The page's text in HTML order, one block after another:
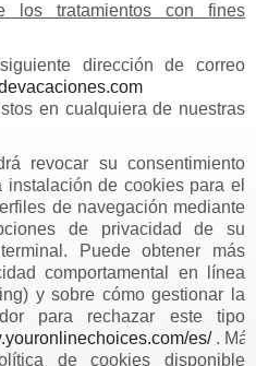
los tratamientos con fines
dirección de correo
en cualquiera de nuestras
revocar su consentimiento
de cookies para el
de navegación mediante
de privacidad de su
Puede obtener más
comportamental en línea
y sobre cómo gestionar la
para rechazar este tipo
es/. Más
de cookies disponible